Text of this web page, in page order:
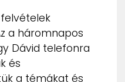
felvételek
a háromnapos
Dávid telefonra
és
a témákat és